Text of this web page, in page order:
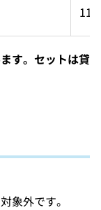
11
す。セットは貸
象外です。